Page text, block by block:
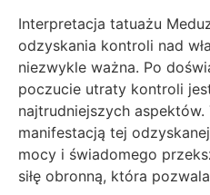
Interpretacja tatuażu
odzyskania kontroli nad
niezwykle ważna. Po
poczucie utraty kontroli
najtrudniejszych aspektów.
manifestacją tej
mocy i świadomego
siłę obronną, która